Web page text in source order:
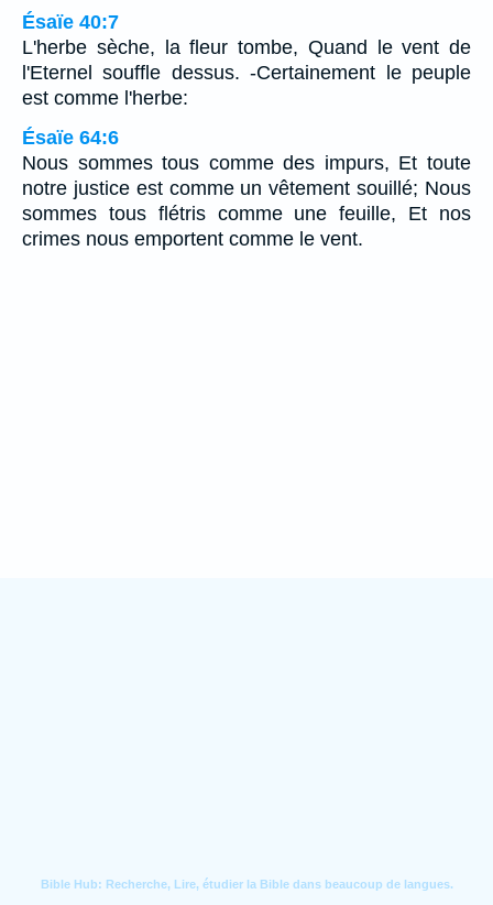
Ésaïe 40:7
L'herbe sèche, la fleur tombe, Quand le vent de
l'Eternel souffle dessus. -Certainement le peuple
est comme l'herbe:
Ésaïe 64:6
Nous sommes tous comme des impurs, Et toute
notre justice est comme un vêtement souillé; Nous
sommes tous flétris comme une feuille, Et nos
crimes nous emportent comme le vent.